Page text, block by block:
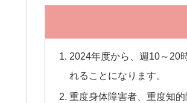
2024年度から、週10～20
れることになります。
重度身体障害者、重度知